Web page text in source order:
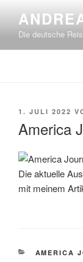
Inhalt
springenDie deutsche
1. JULI 2022
America
Die aktuelle
mit meinem
AMERICA